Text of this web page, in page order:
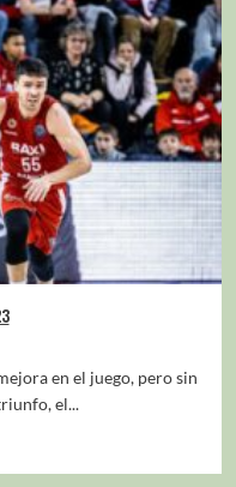
en el juego, pero sin
el...